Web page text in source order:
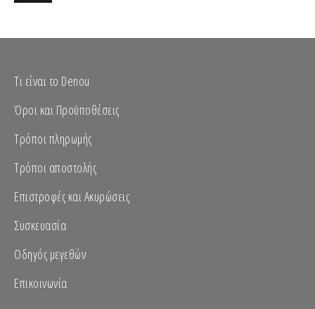
Τι είναι το Denou
Όροι και Προϋποθέσεις
Τρόποι πληρωμής
Τρόποι αποστολής
Επιστροφές και Ακυρώσεις
Συσκευασία
Οδηγός μεγεθών
Επικοινωνία